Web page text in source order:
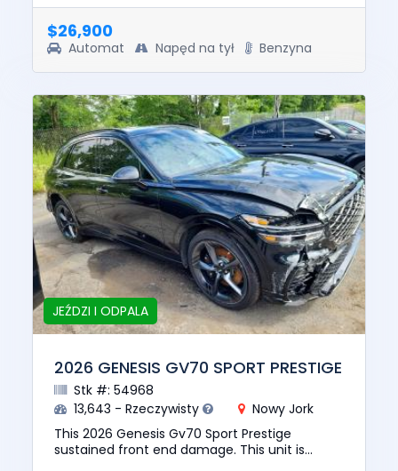
engine. Well equip...
$26,900
Automat Napęd na tył Benzyna
JEŹDZI I ODPALA
2026 GENESIS GV70 SPORT PRESTIGE
Stk #: 54968
13,643 - Rzeczywisty
Nowy Jork
This 2026 Genesis Gv70 Sport Prestige
sustained front end damage. This unit is